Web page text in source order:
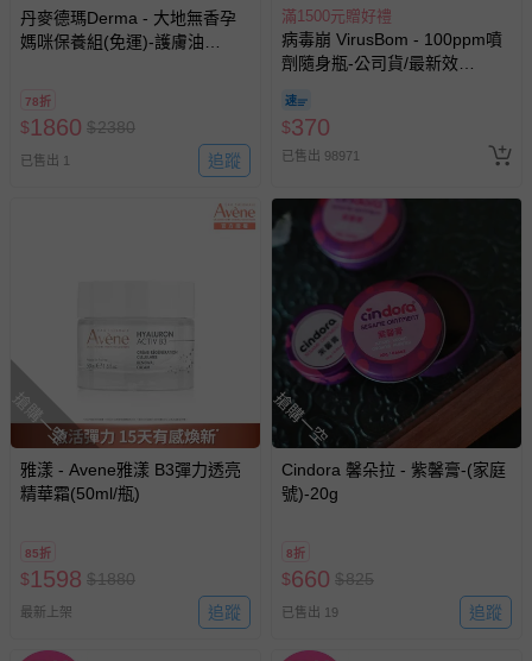
丹麥德瑪Derma - 大地無香孕
媽咪保養組(免運)-護膚油
78折
$1860 $2380
已售出 1 追蹤
滿1500元贈好禮
病毒崩 VirusBom - 100ppm噴
劑隨身瓶-公司貨/最新效
$370
已售出 98971
搶購一空
雅漾 - Avene雅漾 B3彈力透亮
精華霜(50ml/瓶)
85折
$1598 $1880
最新上架 追蹤
搶購一空
Cindora 馨朵拉 - 紫馨膏-(家庭
號)-20g
8折
$660 $825
已售出 19 追蹤